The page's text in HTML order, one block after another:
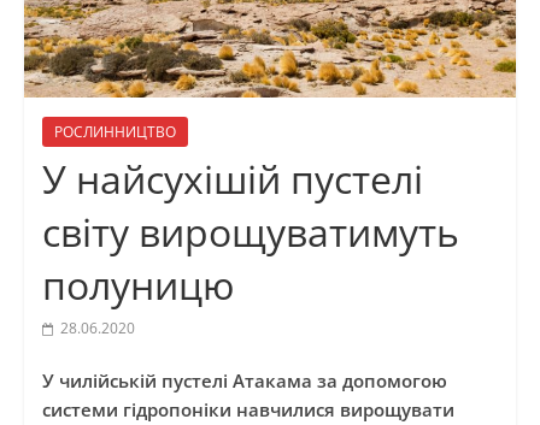
РОСЛИННИЦТВО
У найсухішій пустелі
світу вирощуватимуть
полуницю
28.06.2020
У чилійській пустелі Атакама за допомогою
системи гідропоніки навчилися вирощувати